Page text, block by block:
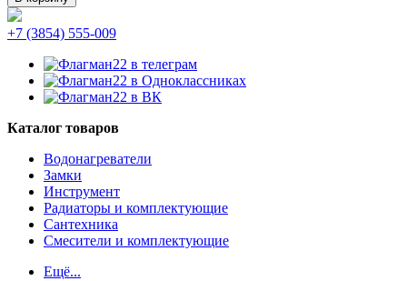
+7 (3854) 555-009
Каталог товаров
Водонагреватели
Замки
Инструмент
Радиаторы и комплектующие
Сантехника
Смесители и комплектующие
Ещё...